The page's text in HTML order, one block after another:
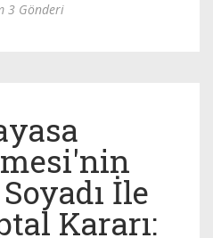
3 Gönderi
İle
Kararı: